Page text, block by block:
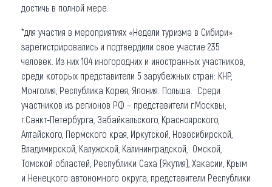
достичь в полной мере.
*для участия в мероприятиях «Недели туризма в Сибири»
зарегистрировались и подтвердили свое участие 235
человек. Из них 104 иногородних и иностранных участников,
среди которых представители 5 зарубежных стран: КНР,
Монголия, Республика Корея, Япония. Польша. Среди
участников из регионов РФ – представители г.Москвы,
г.Санкт-Петербурга, Забайкальского, Красноярского,
Алтайского, Пермского края, Иркутской, Новосибирской,
Владимирской, Калужской, Калининградской, Омской,
Томской областей, Республики Саха (Якутия), Хакасии, Крым
и Ненецкого автономного округа, представители Республики